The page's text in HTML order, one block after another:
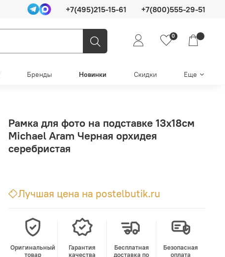
+7(495)215-15-61 +7(800)555-29-51
0
Бренды Новинки Скидки Еще
Рамка для фото на подставке 13х18см
Michael Aram Черная орхидея
серебристая
Лучшая цена на postelbutik.ru
Оригинальный
товар
Гарантия
качества
Бесплатная
доставка по
Безопасная
оплата